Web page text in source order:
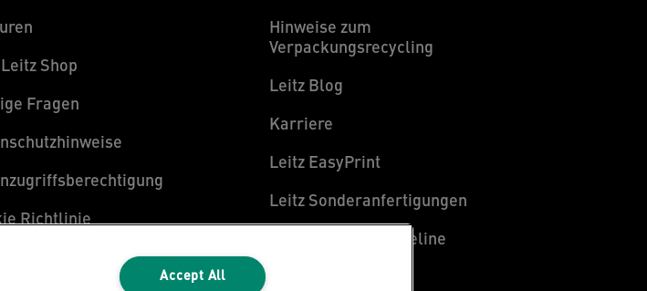
Shop
Fragen
Richtlinie
Hinweise zum
Verpackungsrecycling
Leitz Blog
Karriere
Leitz EasyPrint
Leitz Sonderanfertigungen
Leitz Individual Freeline
Accept All